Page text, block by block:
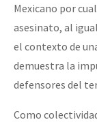
Mexicano por
asesinato, al
el contexto de
demuestra la
defensores del
Como